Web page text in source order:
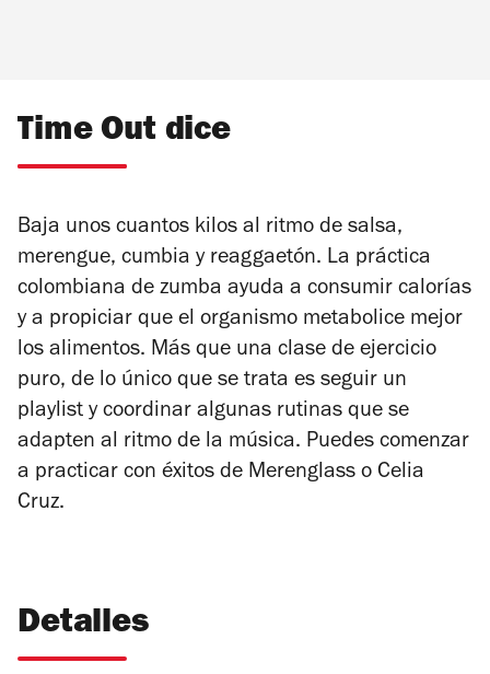
Time Out dice
Baja unos cuantos kilos al ritmo de salsa,
merengue, cumbia y reaggaetón. La práctica
colombiana de zumba ayuda a consumir calorías
y a propiciar que el organismo metabolice mejor
los alimentos. Más que una clase de ejercicio
puro, de lo único que se trata es seguir un
playlist y coordinar algunas rutinas que se
adapten al ritmo de la música. Puedes comenzar
a practicar con éxitos de Merenglass o Celia
Cruz.
Detalles